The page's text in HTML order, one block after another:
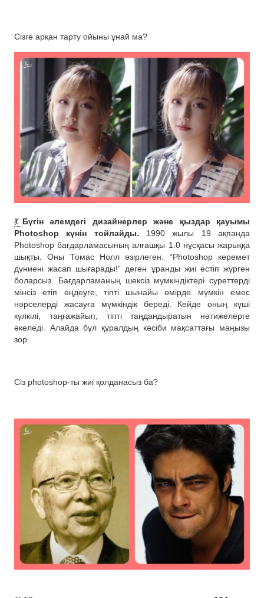
Сізге арқан тарту ойыны ұнай ма?
💃 Бүгін әлемдегі дизайнерлер және қыздар қауымы
Photoshop күнін тойлайды. 1990 жылы 19 ақпанда
Photoshop бағдарламасының алғашқы 1.0 нұсқасы жарыққа
шықты. Оны Томас Нолл әзірлеген. “Photoshop керемет
дүниені жасап шығарады!” деген ұранды жиі естіп жүрген
боларсыз. Бағдарламаның шексіз мүмкіндіктері суреттерді
мінсіз етіп өңдеуге, тіпті шынайы өмірде мүмкін емес
нәрселерді жасауға мүмкіндік береді. Кейде оның күші
күлкілі, таңғажайып, тіпті таңдандыратын нәтижелерге
әкеледі. Алайда бұл құралдың кәсіби мақсаттағы маңызы
зор.
Сіз рhotoshop-ты жиі қолданасыз ба?